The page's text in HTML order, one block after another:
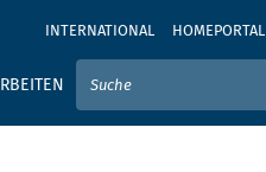
INTERNATIONAL HOMEPORTAL
HIER IHREN SUCHBEGRIFF EIN